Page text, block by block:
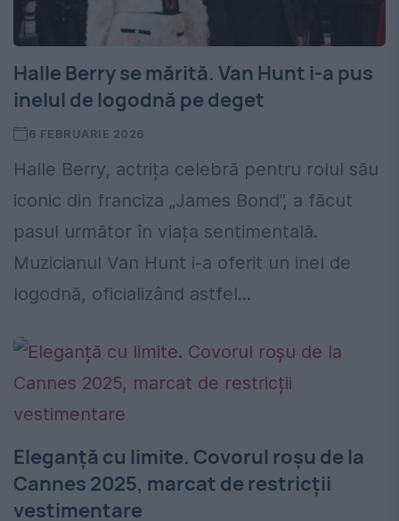
Halle Berry se mărită. Van Hunt i-a pus
inelul de logodnă pe deget
6 FEBRUARIE 2026
Halle Berry, actrița celebră pentru rolul său
iconic din franciza „James Bond”, a făcut
pasul următor în viața sentimentală.
Muzicianul Van Hunt i-a oferit un inel de
logodnă, oficializând astfel...
Eleganță cu limite. Covorul roșu de la
Cannes 2025, marcat de restricții
vestimentare